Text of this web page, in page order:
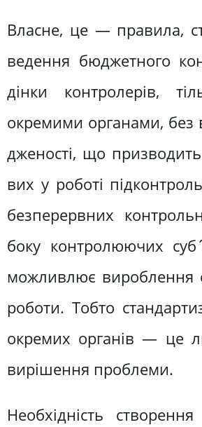
Власне, це — правила,
ведення бюджетного
дінки контролерів,
окремими органами, без
дженості, що
вих у роботі
безперервних
боку контролюючих
можливлює вироблення
роботи. Тобто
окремих органів — це
вирішення проблеми.
Необхідність